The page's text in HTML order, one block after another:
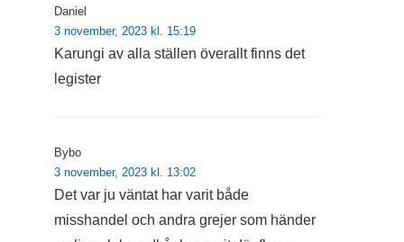
Daniel
3 november, 2023 kl. 15:19
Karungi av alla ställen överallt finns det
legister
Bybo
3 november, 2023 kl. 13:02
Det var ju väntat har varit både
misshandel och andra grejer som händer